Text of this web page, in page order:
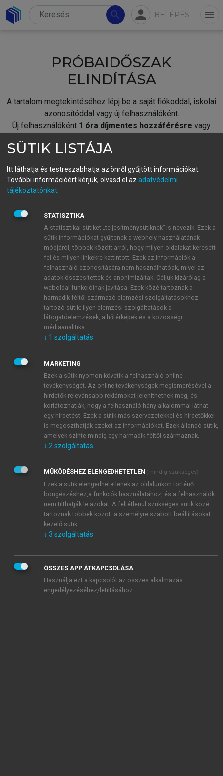
search person BELÉPÉS menu
PRÓBAIDŐSZAK
ELINDÍTÁSA
A tartalom megtekintéséhez lépj be a saját fiókoddal, iskolai
azonosítóddal vagy új felhasználóként.
Új felhasználóként 1 óra díjmentes hozzáférésre vagy
fiókoddal,vagy hozz létre új fiókot.
A regisztráció után apróbaidőszakautomatikusan
BELÉPÉS SAJÁT FIÓKKAL
ÚJ FIÓK LÉTREHOZÁSA
1 óra díjmentes hozzáférés
E-MAIL-CÍM
JELSZÓ
JELSZÓ ÚJRA
Kérek értesítést a MeRSZ újdonságairól, akcióiról.
Kérek értesítést az Akadémiai Kiadó Zrt. újdonságairól,
Adatkezelési tájékoztatóbanfoglaltakat tudomásul
veszem és elfogadom.
Általános vásárlási feltételeket, valamint a szotar.netés a
mersz.huoldalak licencszerződéseiben foglaltakat
tudomásul veszem és elfogadom.
KIPRÓBÁLOM
SÜTIK LISTÁJA
Itt láthatja és testreszabhatja az önről gyűjtött információkat.
További információért kérjük, olvasd el az adatvédelmi
tájékoztatónkat
STATISZTIKA
A statisztikai sütiket „teljesítménysütiknek” is nevezik. Ezek a
sütik információkat gyűjtenek a webhely használatának
módjáról, többek között arról, hogy milyen oldalakat keresett
fel és milyen linkekre kattintott. Ezek az információk a
felhasználó azonosítására nem használhatóak, mivel az
adatok összesítettek és anonimizáltak. Céljuk kizárólag a
weboldal funkcióinak javítása. Ezek közé tartoznak a
harmadik féltől származó elemzési szolgáltatásokhoz
tartozó sütik; ilyen elemzési szolgáltatások a
látogatóelemzések, a hőtérképek és a közösségi
médiaanalitika.
↓ 1 szolgáltatás
MARKETING
Ezek a sütik nyomon követik a felhasználó online
tevékenységét. Az online tevékenységek megismerésével a
hirdetők relevánsabb reklámokat jeleníthetnek meg, és
korlátozhatják, hogy a felhasználó hány alkalommal láthat
egy hirdetést. Ezek a sütik más szervezetekkel és hirdetőkkel
is megoszthatják ezeket az információkat. Ezek állandó sütik,
amelyek szinte mindig egy harmadik féltől származnak.
↓ 2 szolgáltatás
MŰKÖDÉSHEZ ELENGEDHETETLEN (mindig szükséges)
Ezek a sütik elengedhetetlenek az oldalunkon történő
böngészéshez,a funkciók használatához, és a felhasználók
nem tilthatják le azokat. A feltétlenül szükséges sütik közé
tartoznak többek között a személyre szabott beállításokat
kezelő sütik.
↓ 3 szolgáltatás
ÖSSZES APP ÁTKAPCSOLÁSA
Használja ezt a kapcsolót az összes alkalmazás
engedélyezéséhez/letiltásához.